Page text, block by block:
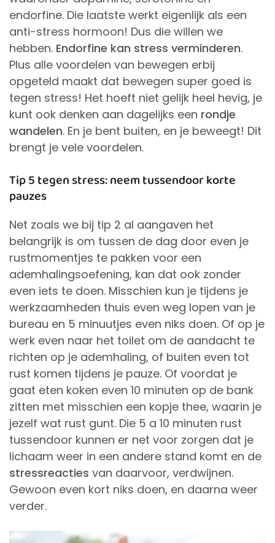
endorfine. Die laatste werkt eigenlijk als een
anti-stress hormoon! Dus die willen we
hebben. Endorfine kan stress verminderen.
Plus alle voordelen van bewegen erbij
opgeteld maakt dat bewegen super goed is
tegen stress! Het hoeft niet gelijk heel hevig, je
kunt ook denken aan dagelijks een rondje
wandelen. En je bent buiten, en je beweegt! Dit
brengt je vele voordelen.
Tip 5 tegen stress: neem tussendoor korte
pauzes
Net zoals we bij tip 2 al aangaven het
belangrijk is om tussen de dag door even je
rustmomentjes te pakken voor een
ademhalingsoefening, kan dat ook zonder
even iets te doen. Misschien kun je tijdens je
werkzaamheden thuis even weg lopen van je
bureau en 5 minuutjes even niks doen. Of op je
werk even naar het toilet om de aandacht te
richten op je ademhaling, of buiten even tot
rust komen tijdens je pauze. Of voordat je
gaat eten koken even 10 minuten op de bank
zitten met misschien een kopje thee, waarin je
jezelf wat rust gunt. Die 5 a 10 minuten rust
tussendoor kunnen er net voor zorgen dat je
lichaam weer in een andere stand komt en de
stressreacties van daarvoor, verdwijnen.
Gewoon even kort niks doen, en daarna weer
verder.